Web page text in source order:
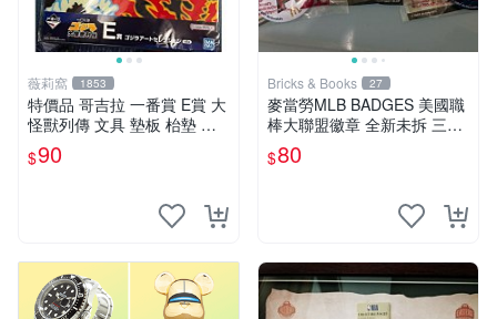
薇莉窩 1853
特價品 哥吉拉 一番賞 E賞 大
怪獸列傳 文具 墊板 枱墊 塑
膠彩畫 送禮 收藏 可面交
$90
Bricks & Books 27
麥當勞MLB BADGES 美國職
棒大聯盟徽章 全新未拆 三個
合賣
$80